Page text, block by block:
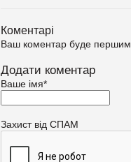
Коментарі
Ваш коментар буде першим.
Додати коментар
Ваше імя*
Захист від СПАМ